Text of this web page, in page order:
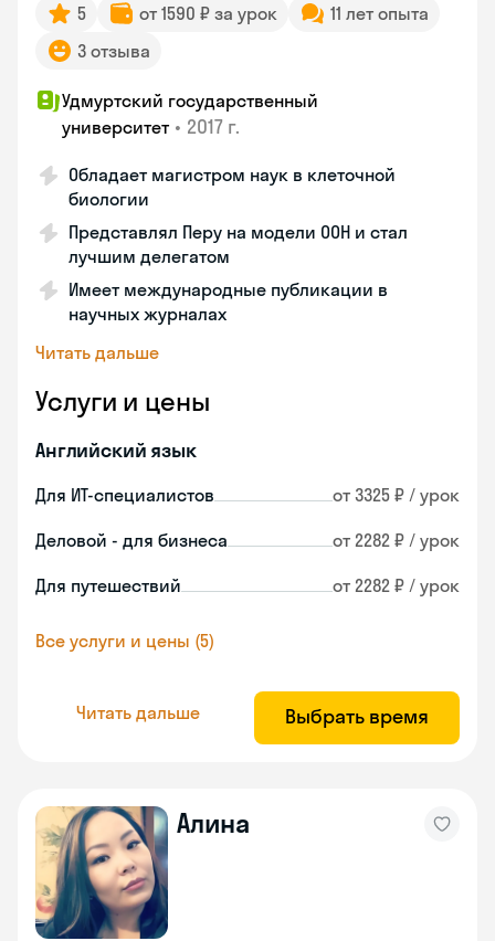
5 от 1590 ₽ за урок
11 лет опыта
3 отзыва
Удмуртский государственный
университет • 2017 г.
Обладает магистром наук в клеточной
биологии
Представлял Перу на модели ООН и стал
лучшим делегатом
Имеет международные публикации в
научных журналах
Читать дальше
Услуги и цены
Английский язык
Для ИТ-специалистов от 3325 ₽ / урок
Деловой - для бизнеса от 2282 ₽ / урок
Для путешествий от 2282 ₽ / урок
Все услуги и цены (5)
Читать дальше Выбрать время
Алина